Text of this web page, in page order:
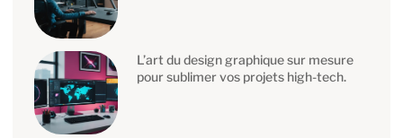
L’art du design graphique sur mesure
pour sublimer vos projets high-tech.